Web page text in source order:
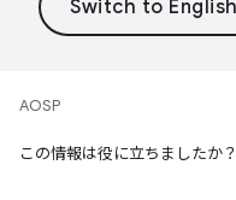
AOSP
この情報は役に立ちましたか？